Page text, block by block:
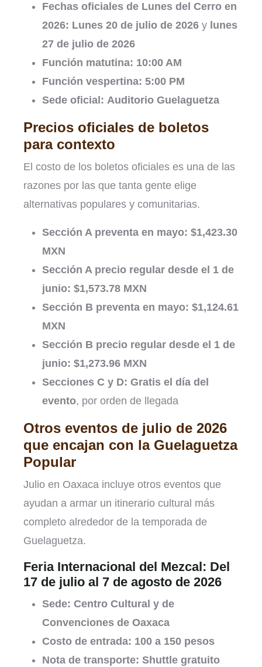
Fechas oficiales de Lunes del Cerro en
2026: Lunes 20 de julio de 2026 y lunes
27 de julio de 2026
Función matutina: 10:00 AM
Función vespertina: 5:00 PM
Sede oficial: Auditorio Guelaguetza
Precios oficiales de boletos
para contexto
El costo de los boletos oficiales es una de las
razones por las que tanta gente elige
alternativas populares y comunitarias.
Sección A preventa en mayo: $1,423.30
MXN
Sección A precio regular desde el 1 de
junio: $1,573.78 MXN
Sección B preventa en mayo: $1,124.61
MXN
Sección B precio regular desde el 1 de
junio: $1,273.96 MXN
Secciones C y D: Gratis el día del
evento, por orden de llegada
Otros eventos de julio de 2026
que encajan con la Guelaguetza
Popular
Julio en Oaxaca incluye otros eventos que
ayudan a armar un itinerario cultural más
completo alrededor de la temporada de
Guelaguetza.
Feria Internacional del Mezcal: Del
17 de julio al 7 de agosto de 2026
Sede: Centro Cultural y de
Convenciones de Oaxaca
Costo de entrada: 100 a 150 pesos
Nota de transporte: Shuttle gratuito